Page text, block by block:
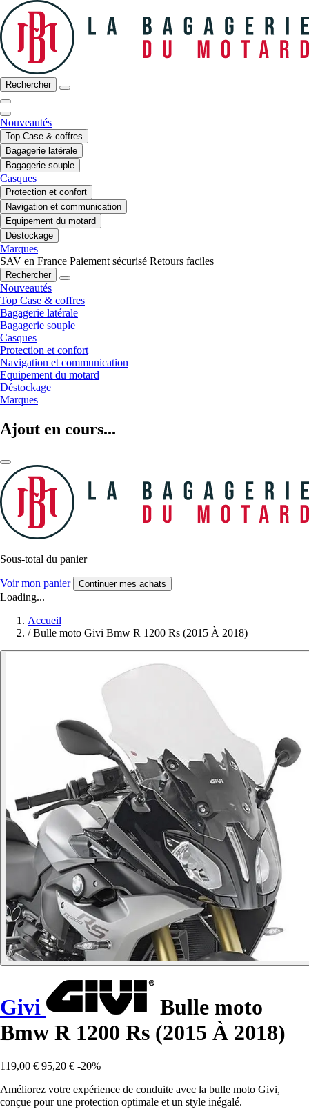
Rechercher
Nouveautés
Top Case & coffres
Bagagerie latérale
Bagagerie souple
Casques
Protection et confort
Navigation et communication
Equipement du motard
Déstockage
Marques
SAV en France Paiement sécurisé Retours faciles
Rechercher
Nouveautés
Top Case & coffres
Bagagerie latérale
Bagagerie souple
Casques
Protection et confort
Navigation et communication
Equipement du motard
Déstockage
Marques
Ajout en cours...
Sous-total du panier
Voir mon panier Continuer mes achats
Loading...
Accueil
/ Bulle moto Givi Bmw R 1200 Rs (2015 À 2018)
Givi
Bulle moto
Bmw R 1200 Rs (2015 À 2018)
119,00 € 95,20 € -20%
Améliorez votre expérience de conduite avec la bulle moto Givi,
conçue pour une protection optimale et un style inégalé.